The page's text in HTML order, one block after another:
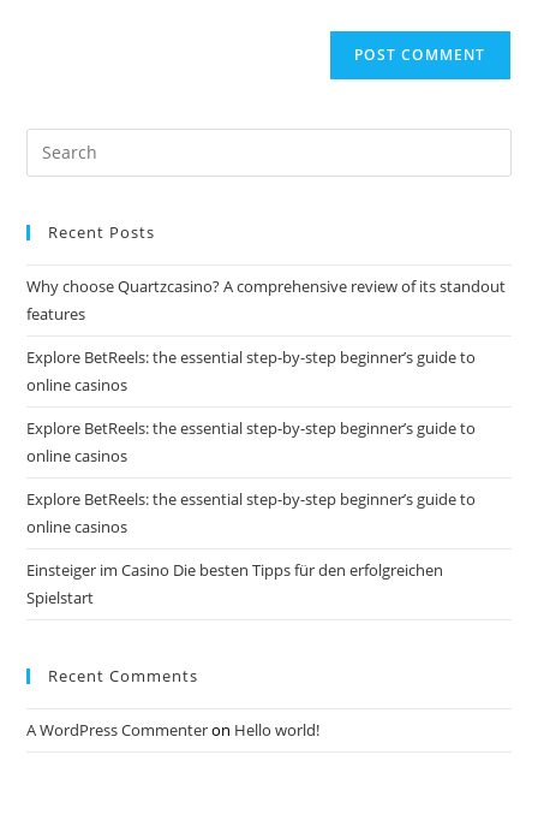
Recent Posts
Why choose Quartzcasino? A comprehensive review of its standout
features
Explore BetReels: the essential step-by-step beginner’s guide to
online casinos
Explore BetReels: the essential step-by-step beginner’s guide to
online casinos
Explore BetReels: the essential step-by-step beginner’s guide to
online casinos
Einsteiger im Casino Die besten Tipps für den erfolgreichen
Spielstart
Recent Comments
A WordPress Commenteron Hello world!